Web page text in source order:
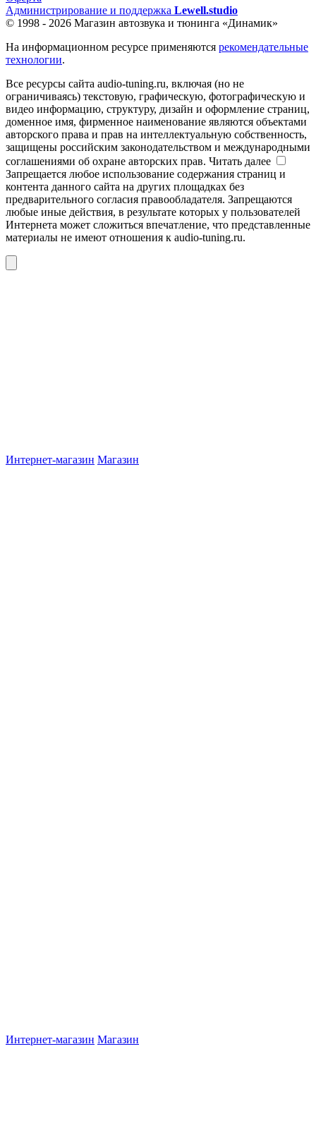
Администрирование и поддержка Lewell.studio
© 1998 - 2026 Магазин автозвука и тюнинга «Динамик»
На информационном ресурсе применяются рекомендательные
технологии.
Все ресурсы сайта audio-tuning.ru, включая (но не
ограничиваясь) текстовую, графическую, фотографическую и
видео информацию, структуру, дизайн и оформление страниц,
доменное имя, фирменное наименование являются объектами
авторского права и прав на интеллектуальную собственность,
защищены российским законодательством и международными
соглашениями об охране авторских прав. Читать далее
Запрещается любое использование содержания страниц и
контента данного сайта на других площадках без
предварительного согласия правообладателя. Запрещаются
любые иные действия, в результате которых у пользователей
Интернета может сложиться впечатление, что представленные
материалы не имеют отношения к audio-tuning.ru.
Интернет-магазин Магазин
Интернет-магазин Магазин